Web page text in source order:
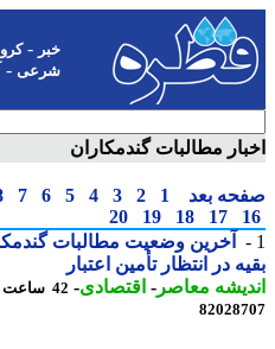
-کرونا-
شرعی-آب
مطالبات گندمکاران
بعد 1
2
3
4
5
6
7
8
9
17
18
19
20
در انتظار تأمین اعتبار
معاصر-اقتصادی-42 ساعت پیش - چهارشنبه 14 مرداد 1405، 13:03